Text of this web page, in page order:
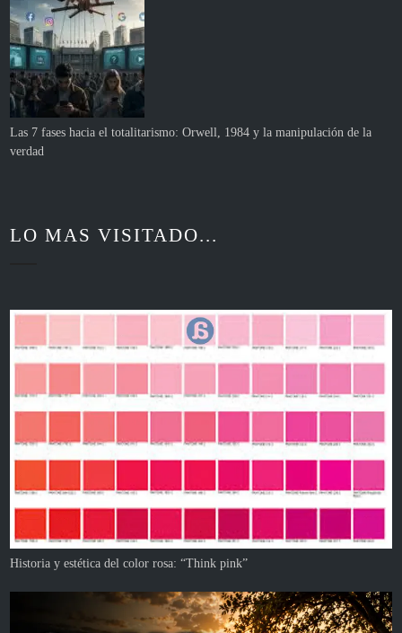
Las 7 fases hacia el totalitarismo: Orwell, 1984 y la manipulación de la
verdad
LO MAS VISITADO...
Historia y estética del color rosa: “Think pink”